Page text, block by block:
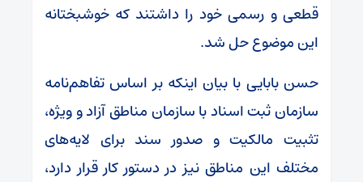
قطعی و رسمی خود را داشتند که خوشبختانه
این موضوع حل شد.
حسن بابایی با بیان اینکه بر اساس تفاهم‌نامه
سازمان ثبت اسناد با سازمان مناطق آزاد و ویژه،
تثبیت مالکیت و صدور سند برای لایه‌های
مختلف این مناطق نیز در دستور کار قرار دارد،